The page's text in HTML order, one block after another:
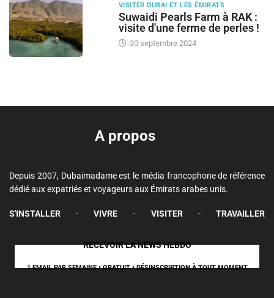
VISITER DUBAI ET LES ÉMIRATS
Suwaidi Pearls Farm à RAK :
visite d'une ferme de perles !
30 septembre 2024
A propos
Depuis 2007, Dubaimadame est le média francophone de référence
dédié aux expatriés et voyageurs aux Émirats arabes unis.
S'INSTALLER - VIVRE - VISITER - TRAVAILLER
RECEVOIR LA NEWS HEBDO
1 EMAIL PAR SEMAINE • GRATUIT • DÉSINSCRIPTION À TOUT MOMENT